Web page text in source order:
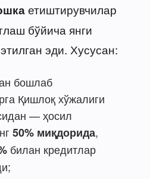
етиштирувчилар
бўйича янги
эди. Хусусан:
бошлаб
Қишлоқ хўжалиги
— ҳосил
50% миқдорида,
билан кредитлар